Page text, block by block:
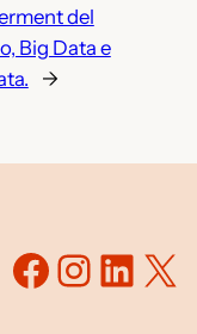
del
Big Data e
→
X